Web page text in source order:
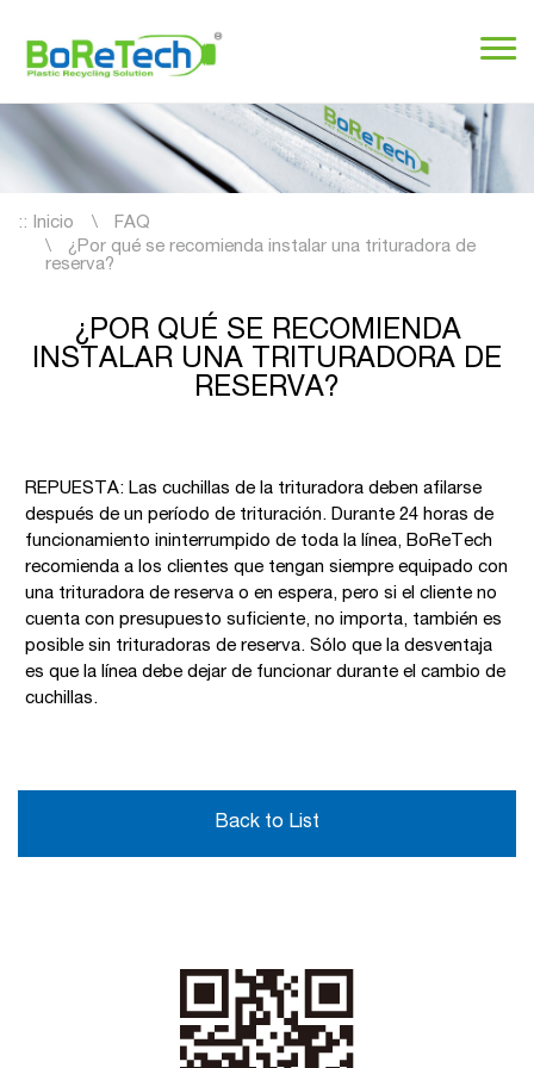
:: Inicio
FAQ
¿Por qué se recomienda instalar una trituradora de
reserva?
¿POR QUÉ SE RECOMIENDA
INSTALAR UNA TRITURADORA DE
RESERVA?
REPUESTA: Las cuchillas de la trituradora deben afilarse
después de un período de trituración. Durante 24 horas de
funcionamiento ininterrumpido de toda la línea, BoReTech
recomienda a los clientes que tengan siempre equipado con
una trituradora de reserva o en espera, pero si el cliente no
cuenta con presupuesto suficiente, no importa, también es
posible sin trituradoras de reserva. Sólo que la desventaja
es que la línea debe dejar de funcionar durante el cambio de
cuchillas.
Back to List